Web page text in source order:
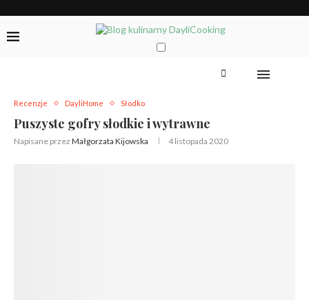
Recenzje DayliHome Słodko
Puszyste gofry słodkie i wytrawne
Napisane przez Małgorzata Kijowska 4 listopada 2020